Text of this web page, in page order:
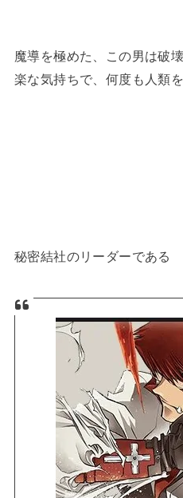
魔導を極めた、この男は破
楽な気持ちで、何度も人類
秘密結社のリーダーである